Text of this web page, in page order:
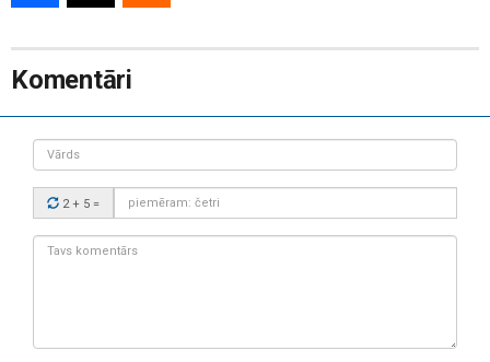
Komentāri
Vārds
Drošības
kods:
2 + 5 =
Tavs